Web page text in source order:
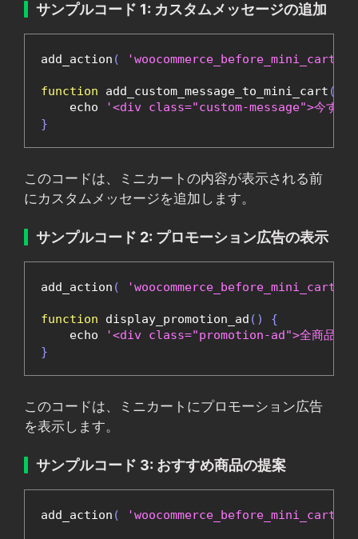
サンプルコード 1: カスタムメッセージの追加
add_action (
function add_custom_message_to_mini_cart ()
    echo
'<div class="custom-message">今すぐカ
}
このコードは、ミニカートの内容が表示される前
にカスタムメッセージを追加します。
サンプルコード 2: プロモーション広告の表示
add_action (
function display_promotion_ad ()
{
    echo
'<div class="promotion-ad">全商品10%
}
このコードは、ミニカートにプロモーション広告
を表示します。
サンプルコード 3: おすすめ商品の提案
add_action (